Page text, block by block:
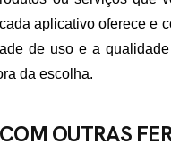
aplicativo oferece e
de uso e a
da escolha.
OUTRAS